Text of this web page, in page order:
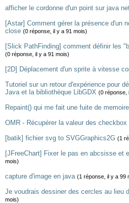
afficher le cordonne d'un point sur java
[Astar] Comment gérer la présence d'un
close (0 réponse, il y a 91 mois)
[Slick PathFinding] comment définir les
(0 réponse, il y a 91 mois)
[2D] Déplacement d'un sprite à vitesse
Tutoriel sur un retour d'expérience pour
Java et la bibliothèque LibGDX (0 réponse,
Repaint() qui me fait une fuite de memoire
OMR - Récupérer la valeur des checkbox
[batik] fichier svg to SVGGraphics2G (1
[JFreeChart] Fixer le pas en abcsisse et
mois)
capture d'image en java (1 réponse, il y a 99
Je voudrais dessiner des cercles au lieu
mois)